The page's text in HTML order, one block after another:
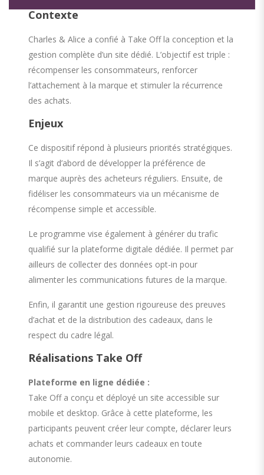
Contexte
Charles & Alice a confié à Take Off la conception et la
gestion complète d’un site dédié. L’objectif est triple :
récompenser les consommateurs, renforcer
l’attachement à la marque et stimuler la récurrence
des achats.
Enjeux
Ce dispositif répond à plusieurs priorités stratégiques.
Il s’agit d’abord de développer la préférence de
marque auprès des acheteurs réguliers. Ensuite, de
fidéliser les consommateurs via un mécanisme de
récompense simple et accessible.
Le programme vise également à générer du trafic
qualifié sur la plateforme digitale dédiée. Il permet par
ailleurs de collecter des données opt-in pour
alimenter les communications futures de la marque.
Enfin, il garantit une gestion rigoureuse des preuves
d’achat et de la distribution des cadeaux, dans le
respect du cadre légal.
Réalisations Take Off
Plateforme en ligne dédiée :
Take Off a conçu et déployé un site accessible sur
mobile et desktop. Grâce à cette plateforme, les
participants peuvent créer leur compte, déclarer leurs
achats et commander leurs cadeaux en toute
autonomie.